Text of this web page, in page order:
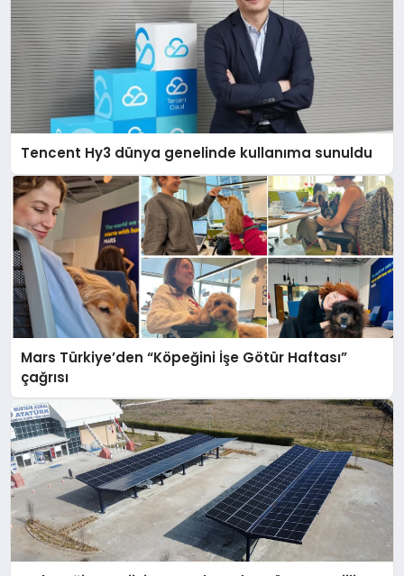
Tencent Hy3 dünya genelinde kullanıma sunuldu
Mars Türkiye’den “Köpeğini İşe Götür Haftası”
çağrısı